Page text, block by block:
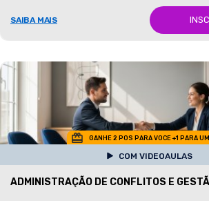
SAIBA MAIS
GANHE 2 POS PARA VOCE +1 PARA
COM VIDEOAULAS
ADMINISTRAÇÃO DE CONFLITOS E